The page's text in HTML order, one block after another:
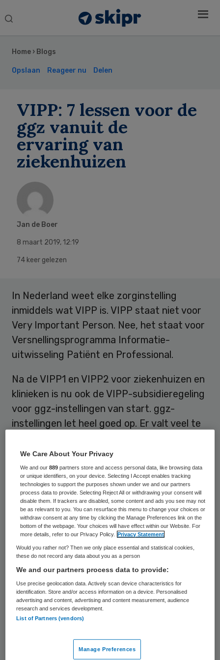
Search
Home › Blogs
Opslaan Reageer nu Delen
VIPP: 7 lessen voor de
ggz vanuit de
ervaring van
ziekenhuizen
Jan de Boer
8 maart 2019, 12:19
74 keer gelezen
In Nederland weet elke zorginstelling
inmiddels wat VIPP is. VIPP staat niet voor
Very Important Person. Nee, het staat voor
Versnellingsprogramma Informatie-
uitwisseling Patiënt en Professional.
Na de VIPP1 en VIPP2 voor ziekenhuizen en
klinieken is nu ook de VIPP-subsidieregeling
voor ggz-instellingen van start. ggz-
instellingen let heel goed op. Er valt veel te
ziekenhuizen en klinieken.
Les 1: Patiënt centraal
Zet de patiënt voortdurend centraal. Dit
wordt nog weleens vergeten door de
gedetailleerdheid van de normen en de
technische uitwerking van VIPP. De regeling
is primair bedoeld en gericht op de patiënt.
Zo is het voor de patiënt helemaal niet
relevant in welke informatiesystemen de
zorginstelling zijn gegevens bijhoudt. Alle
van de BGZ ggz die binnen een instelling
wordt vastgelegd, moet worden gedeeld
Sidebar
We Care About Your Privacy
We and our889 partners store and access personal data, like browsing data
or unique identifiers, on your device. Selecting I Accept enables tracking
technologies to support the purposes shown under we and our partners
process data to provide. Selecting Reject All or withdrawing your consent will
disable them. If trackers are disabled, some content and ads you see may not
be as relevant to you. You can resurface this menu to change your choices or
withdraw consent at any time by clicking the Manage Preferences link on the
bottom of the webpage. Your choices will have effect within our Website. For
more details, refer to our Privacy Policy.
Privacy Statement
Would you rather not? Then we only place essential and statistical cookies,
these do not record any data about you as a person
We and our partners process data to provide:
Use precise geolocation data. Actively scan device characteristics for
identification. Store and/or access information on a device. Personalised
advertising and content, advertising and content measurement, audience
research and services development.
List of Partners (vendors)
Manage Preferences